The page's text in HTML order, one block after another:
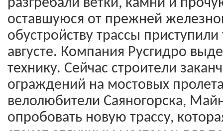
разгребали ветки, камни и
оставшуюся от прежней
обустройству трассы
августе. Компания Русгидро
технику. Сейчас строители
ограждений на мостовых
велолюбители Саяногорска,
опробовать новую трассу,